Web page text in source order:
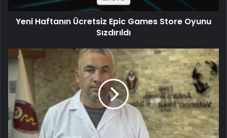
Yeni Haftanın Ücretsiz Epic Games Store Oyunu
Sızdırıldı